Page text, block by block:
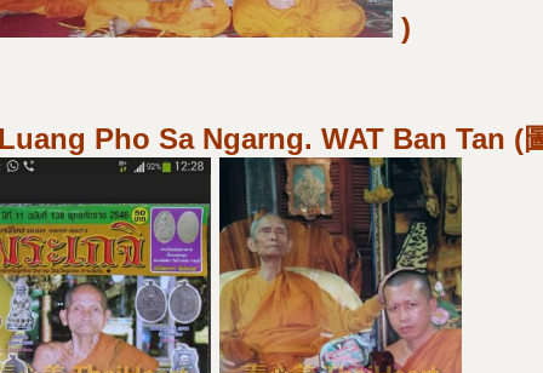
)
Pho Sa Ngarng. WAT Ban Tan (